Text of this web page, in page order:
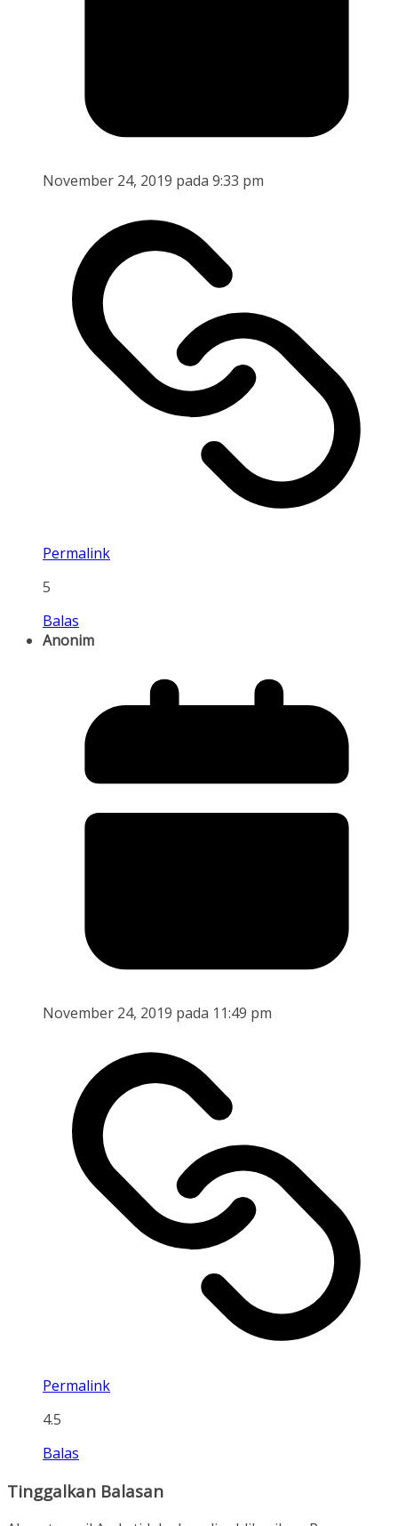
November 24, 2019 pada 9:33 pm
Permalink
5
Balas
Anonim
November 24, 2019 pada 11:49 pm
Permalink
4.5
Balas
Tinggalkan Balasan